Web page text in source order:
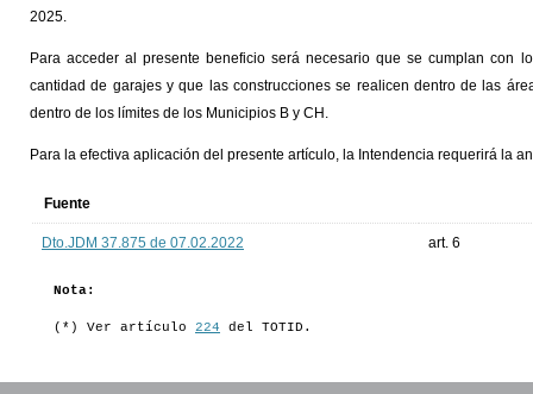
2025.
Para acceder al presente beneficio será necesario que se cumplan con
cantidad de garajes y que las construcciones se realicen dentro de las
dentro de los límites de los Municipios B y CH.
Para la efectiva aplicación del presente artículo, la Intendencia requerirá la
Fuente
Dto.JDM 37.875 de 07.02.2022 art. 6
Nota:
(*) Ver artículo 224 del TOTID.